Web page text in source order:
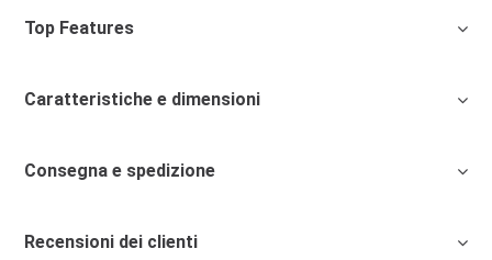
Top Features
Caratteristiche e dimensioni
Consegna e spedizione
Recensioni dei clienti